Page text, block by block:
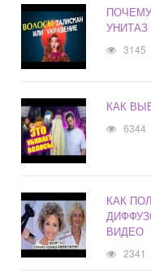
3145
КАК
6344
КАК
ВИДЕО
2341